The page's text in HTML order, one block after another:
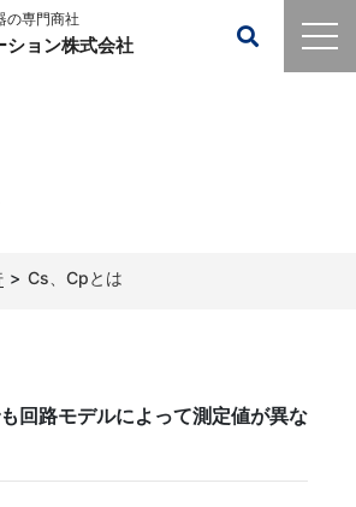
の専門商社
ション株式会社
Cs、Cpとは
回路モデルによって測定値が異な